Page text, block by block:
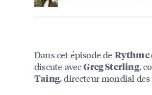
Dans cet épisode de Rythme
discute avecGreg Sterling,
Taing, directeur mondial